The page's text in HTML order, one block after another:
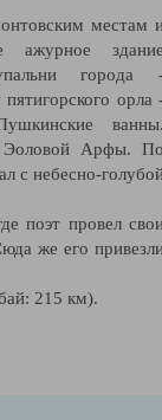
местам
ажурное
города
орла
Эоловой Арфы.
с небесно-
поэт провел
же его
215 км).